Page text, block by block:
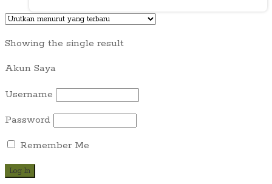
Showing the single result
Akun Saya
Username
Password
Remember Me